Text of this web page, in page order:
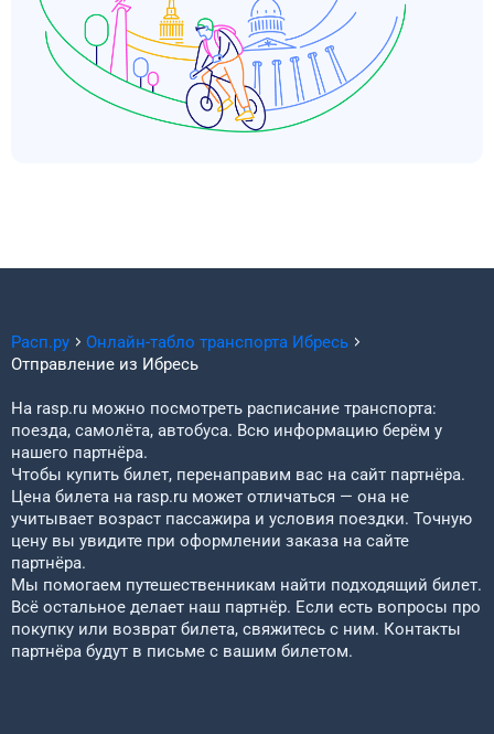
Расп.ру Онлайн-табло транспорта Ибресь
Отправление из Ибресь
На rasp.ru можно посмотреть расписание транспорта:
поезда, самолёта, автобуса. Всю информацию берём у
нашего партнёра.
Чтобы купить билет, перенаправим вас на сайт партнёра.
Цена билета на rasp.ru может отличаться — она не
учитывает возраст пассажира и условия поездки. Точную
цену вы увидите при оформлении заказа на сайте
партнёра.
Мы помогаем путешественникам найти подходящий билет.
Всё остальное делает наш партнёр. Если есть вопросы про
покупку или возврат билета, свяжитесь с ним. Контакты
партнёра будут в письме с вашим билетом.